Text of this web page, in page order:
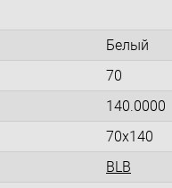
Белый
70
140.0000
70x140
BLB